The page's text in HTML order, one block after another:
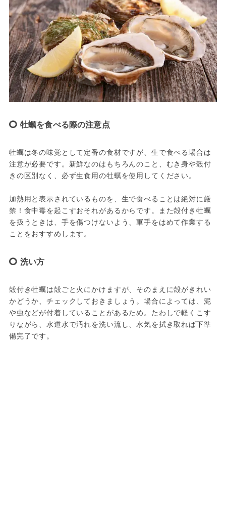
牡蠣を食べる際の注意点
牡蠣は冬の味覚として定番の食材ですが、生で食べる場合は
注意が必要です。新鮮なのはもちろんのこと、むき身や殻付
きの区別なく、必ず生食用の牡蠣を使用してください。
加熱用と表示されているものを、生で食べることは絶対に厳
禁！食中毒を起こすおそれがあるからです。また殻付き牡蠣
を扱うときは、手を傷つけないよう、軍手をはめて作業する
ことをおすすめします。
洗い方
殻付き牡蠣は殻ごと火にかけますが、そのまえに殻がきれい
かどうか、チェックしておきましょう。場合によっては、泥
や虫などが付着していることがあるため。たわしで軽くこす
りながら、水道水で汚れを洗い流し、水気を拭き取れば下準
備完了です。